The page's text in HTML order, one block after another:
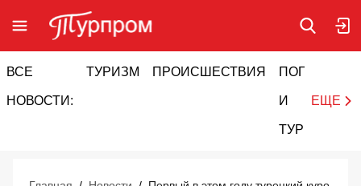
ВСЕ
НОВОСТИ:
ТУРИЗМ ПРОИСШЕСТВИЯ ПОГОДА
И
ТУРИЗМ
ЕЩЕ